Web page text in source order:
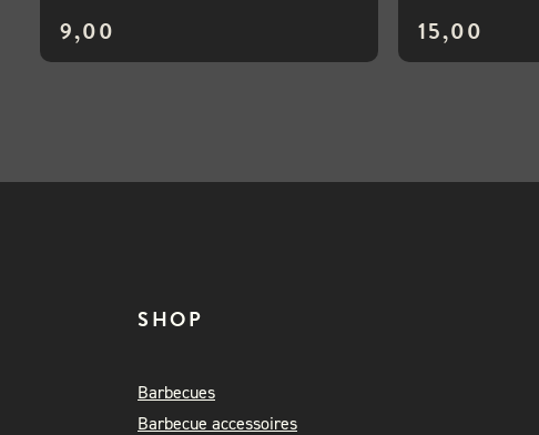
9,00 15,00
SHOP
Barbecues
Barbecue accessoires